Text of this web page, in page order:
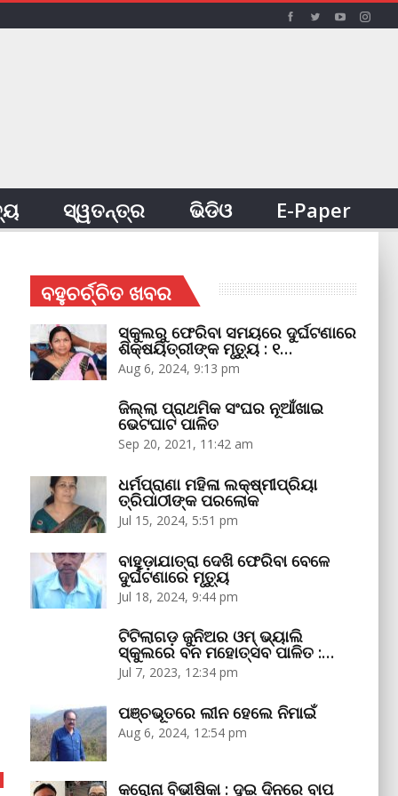
ସ୍ୱତନ୍ତ୍ର ଭିଡିଓ E-Paper
ବହୁଚର୍ଚ୍ଚିତ ଖବର
ସ୍କୁଲରୁ ଫେରିବା ସମୟରେ ଦୁର୍ଘଟଣାରେ
ଶିକ୍ଷୟିତ୍ରୀଙ୍କ ମୃତ୍ୟୁ : ୧…
Aug 6, 2024, 9:13 pm
ଜିଲ୍ଲା ପ୍ରାଥମିକ ସଂଘର ନୂଆଁଖାଇ
ଭେଟଘାଟ ପାଳିତ
Sep 20, 2021, 11:42 am
ଧର୍ମପ୍ରାଣା ମହିଳା ଲକ୍ଷ୍ମୀପ୍ରିୟା
ତ୍ରିପାଠୀଙ୍କ ପରଲୋକ
Jul 15, 2024, 5:51 pm
ବାହୁଡ଼ାଯାତ୍ରା ଦେଖି ଫେରିବା ବେଳେ
ଦୁର୍ଘଟଣାରେ ମୃତ୍ୟୁ
Jul 18, 2024, 9:44 pm
ଟିଟିଲାଗଡ଼ ଜୁନିଅର ଓମ୍‌ ଭ୍ୟାଲି
ସ୍କୁଲରେ ବନ ମହୋତ୍ସବ ପାଳିତ :…
Jul 7, 2023, 12:34 pm
ପଞ୍ଚଭୂତରେ ଲୀନ ହେଲେ ନିମାଇଁ
Aug 6, 2024, 12:54 pm
କରୋନା ବିଭୀଷିକା : ଦୁଇ ଦିନରେ ବାପ